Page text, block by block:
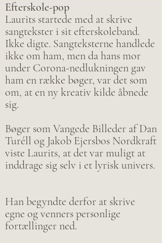
Efterskole-pop
Laurits startede med at skrive
sangtekster i sit efterskoleband.
Ikke digte. Sangteksterne handlede
ikke om ham, men da hans mor
under Corona-nedlukningen gav
ham en række bøger, var det som
om, at en ny kreativ kilde åbnede
sig.
Bøger som Vangede Billeder af Dan
Turéll og Jakob Ejersbos Nordkraft
viste Laurits, at det var muligt at
inddrage sig selv i et lyrisk univers.
Han begyndte derfor at skrive
egne og venners personlige
fortællinger ned.